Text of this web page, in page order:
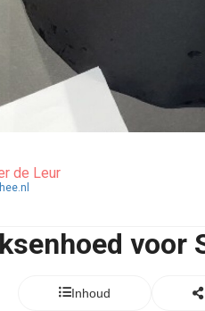
de Leur
voor
Inhoud